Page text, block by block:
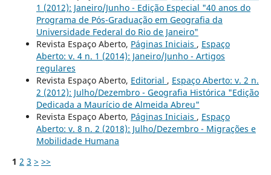
1 (2012): Janeiro/Junho - Edição Especial "40 anos do
Programa de Pós-Graduação em Geografia da
Universidade Federal do Rio de Janeiro"
Revista Espaço Aberto, Páginas Iniciais , Espaço
Aberto: v. 4 n. 1 (2014): Janeiro/Junho - Artigos
regulares
Revista Espaço Aberto, Editorial , Espaço Aberto: v. 2 n.
2 (2012): Julho/Dezembro - Geografia Histórica "Edição
Dedicada a Maurício de Almeida Abreu"
Revista Espaço Aberto, Páginas Iniciais , Espaço
Aberto: v. 8 n. 2 (2018): Julho/Dezembro - Migrações e
Mobilidade Humana
1 2 3 > >>